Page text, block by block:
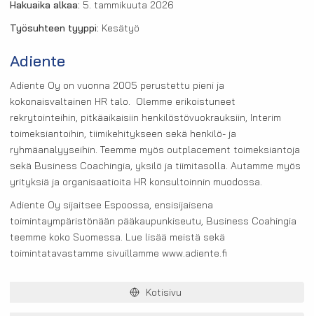
Hakuaika alkaa: 5. tammikuuta 2026
Työsuhteen tyyppi: Kesätyö
Adiente
Adiente Oy on vuonna 2005 perustettu pieni ja
kokonaisvaltainen HR talo. Olemme erikoistuneet
rekrytointeihin, pitkäaikaisiin henkilöstövuokrauksiin, Interim
toimeksiantoihin, tiimikehitykseen sekä henkilö- ja
ryhmäanalyyseihin. Teemme myös outplacement toimeksiantoja
sekä Business Coachingia, yksilö ja tiimitasolla. Autamme myös
yrityksiä ja organisaatioita HR konsultoinnin muodossa.
Adiente Oy sijaitsee Espoossa, ensisijaisena
toimintaympäristönään pääkaupunkiseutu, Business Coahingia
teemme koko Suomessa. Lue lisää meistä sekä
toimintatavastamme sivuillamme www.adiente.fi
Kotisivu